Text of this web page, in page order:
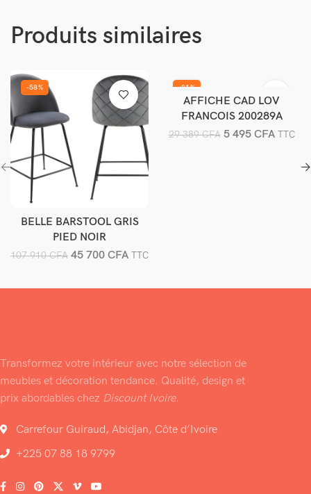
Produits similaires
-58%
Ajouter au panier
BELLE BARSTOOL GRIS
PIED NOIR
107 910CFA 45 700 CFA TTC
-81%
Ajouter au panier
AFFICHE CAD LOV
FRANCOIS 200289A
29 389CFA 5 495 CFA TTC
Transformez votre intérieur avec notre sélection de
meubles et décoration tendance. Qualité, design et
prix abordables chez Discount Ivoire.
Carrefour Guiraud, Abidjan, Côte d’Ivoire
+225 07 88 18 9799